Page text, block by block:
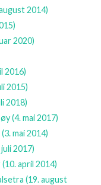
2014)
2020)
2016)
2015)
2018)
(4. mai 2017)
(3. mai 2014)
2017)
(10. april 2014)
(19. august